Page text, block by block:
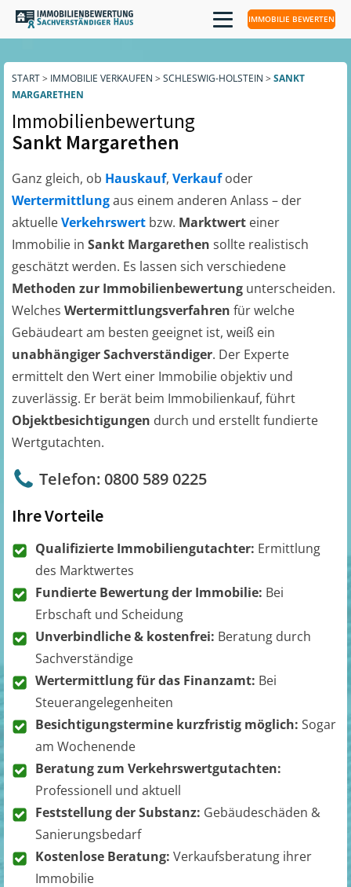
IMMOBILIE BEWERTEN
START> IMMOBILIE VERKAUFEN > SCHLESWIG-HOLSTEIN > SANKT
MARGARETHEN
Immobilienbewertung
Sankt Margarethen
Ganz gleich, ob Hauskauf, Verkaufoder
Wertermittlungaus einem anderen Anlass – der
aktuelleVerkehrswert bzw. Marktwert einer
Immobilie in Sankt Margarethen sollte realistisch
geschätzt werden. Es lassen sich verschiedene
Methoden zur Immobilienbewertung unterscheiden.
Welches Wertermittlungsverfahren für welche
Gebäudeart am besten geeignet ist, weiß ein
unabhängiger Sachverständiger. Der Experte
ermittelt den Wert einer Immobilie objektiv und
zuverlässig. Er berät beim Immobilienkauf, führt
Objektbesichtigungen durch und erstellt fundierte
Wertgutachten.
Telefon: 0800 589 0225
Ihre Vorteile
Qualifizierte Immobiliengutachter: Ermittlung
des Marktwertes
Fundierte Bewertung der Immobilie: Bei
Erbschaft und Scheidung
Unverbindliche & kostenfrei: Beratung durch
Sachverständige
Wertermittlung für das Finanzamt: Bei
Steuerangelegenheiten
Besichtigungstermine kurzfristig möglich: Sogar
am Wochenende
Beratung zum Verkehrswertgutachten:
Professionell und aktuell
Feststellung der Substanz: Gebäudeschäden &
Sanierungsbedarf
Kostenlose Beratung: Verkaufsberatung ihrer
Immobilie